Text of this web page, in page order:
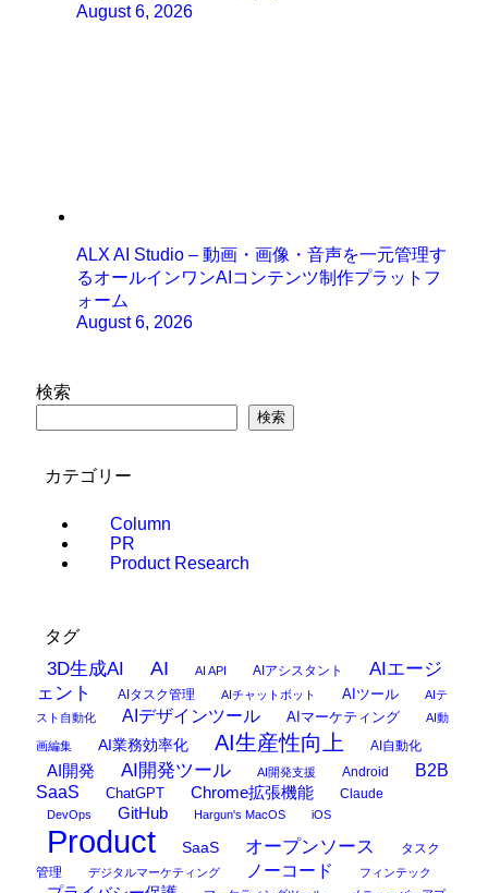
August 6, 2026
ALX AI Studio – 動画・画像・音声を一元管理す
るオールインワンAIコンテンツ制作プラットフ
ォーム
August 6, 2026
検索
検索
カテゴリー
Column
PR
Product Research
タグ
3D生成AI AI AI API AIアシスタント
AIエージ
ェント
AIタスク管理 AIチャットボット AIツール
AIテ
スト自動化
AIデザインツール AIマーケティング AI動
画編集 AI業務効率化 AI生産性向上 AI自動化
AI開発 AI開発ツール AI開発支援 Android
B2B
SaaS
ChatGPT Chrome拡張機能 Claude
DevOps GitHub Hargun's MacOS iOS
Product SaaS オープンソース
タスク
管理
デジタルマーケティング ノーコード フィンテック